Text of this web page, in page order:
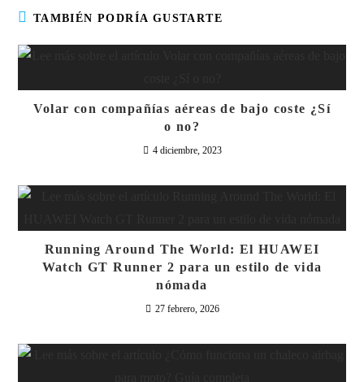
TAMBIÉN PODRÍA GUSTARTE
Volar con compañías aéreas de bajo coste ¿Sí
o no?
4 diciembre, 2023
Running Around The World: El HUAWEI
Watch GT Runner 2 para un estilo de vida
nómada
27 febrero, 2026